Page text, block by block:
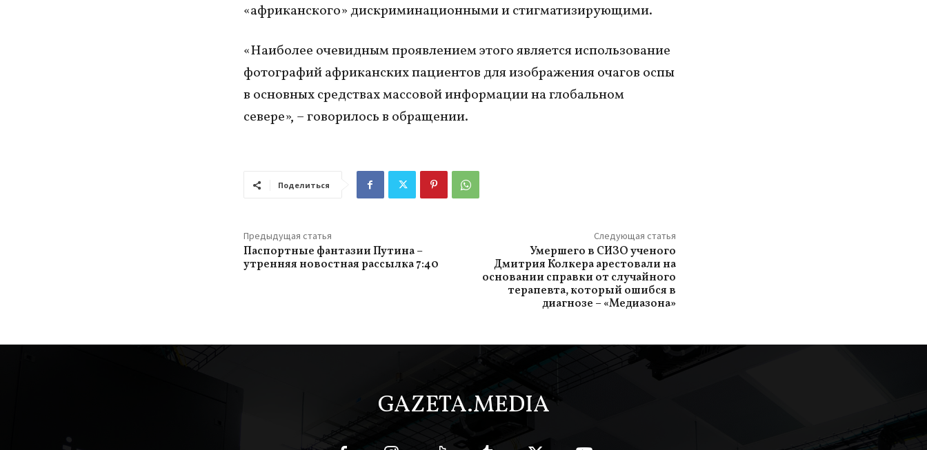
«африканского» дискриминационными и стигматизирующими.
«Наиболее очевидным проявлением этого является использование
фотографий африканских пациентов для изображения очагов оспы
в основных средствах массовой информации на глобальном
севере», – говорилось в обращении.
Поделиться
Предыдущая статья
Паспортные фантазии Путина –
утренняя новостная рассылка 7:40
Следующая статья
Умершего в СИЗО ученого
Дмитрия Колкера арестовали на
основании справки от случайного
терапевта, который ошибся в
диагнозе – «Медиазона»
GAZETA.MEDIA